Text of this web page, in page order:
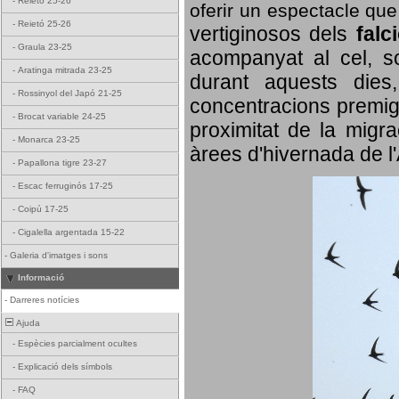
- Reietó 25-26
- Graula 23-25
- Aratinga mitrada 23-25
- Rossinyol del Japó 21-25
- Brocat variable 24-25
- Monarca 23-25
- Papallona tigre 23-27
- Escac ferruginós 17-25
- Coipú 17-25
- Cigalella argentada 15-22
- Galeria d'imatges i sons
Informació
- Darreres notícies
Ajuda
- Espècies parcialment ocultes
- Explicació dels símbols
- FAQ
oferir un espectacle
vertiginosos dels
acompanyat al cel,
durant aquests
concentracions
proximitat de la
àrees d'hivernada de